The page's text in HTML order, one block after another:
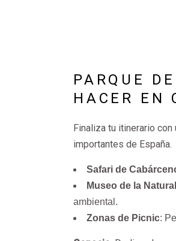
PARQUE
HACER EN
Finaliza tu itinerario con
importantes de España.
Safari de
Museo de la
ambiental.
Zonas de Picnic: